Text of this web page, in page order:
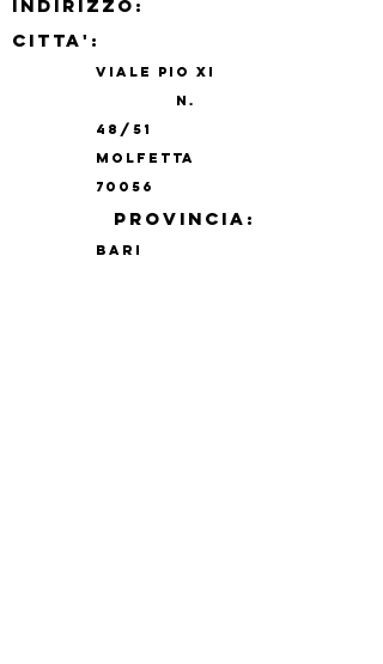
indirizzo:
CITTA':
VIALE PIO XI
N.
48/51
MOLFETTA
70056
PROVINCIA:
BARI